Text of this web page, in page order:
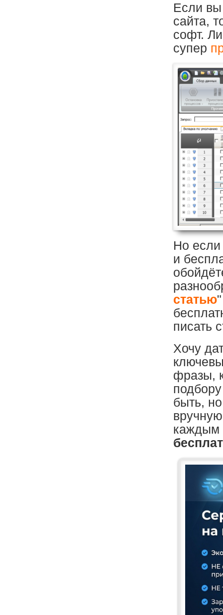
Если вы
сайта,
софт.
супер
Но если
и
статью
писать
Хочу
фразы,
быть,
каждым